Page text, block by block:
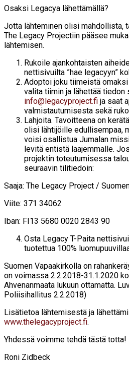
Osaksi Legacya lähettämällä?
Jotta lähteminen olisi mahdollista,
The Legacy Projectiin pääsee
lähtemisen.
Rukoile ajankohtaisten
nettisivuilta ”hae legacyyn”
Adoptoi joku tiimeistä
valita tiimin ja lähettää
info@legacyproject.fi ja saat
valmistautumisesta sekä
Lahjoita. Tavoitteena on
olisi lähtijöille edullisempaa,
voisi osallistua Jumalan
levitä entistä laajemmalle.
projektin toteutumisessa
seuraavin tilitiedoin:
Saaja: The Legacy Project /
Viite: 371 34062
Iban: FI13 5680 0020 2843 90
Osta Legacy T-Paita
tuotettua 100%
Suomen Vapaakirkolla on
on voimassa 2.2.2018-31.1.2020
Ahvenanmaata lukuun ottamatta.
Poliisihallitus 2.2.2018)
Lisätietoa lähtemisestä ja
www.thelegacyproject.fi.
Yhdessä voimme tehdä tästä totta!
Roni Zidbeck